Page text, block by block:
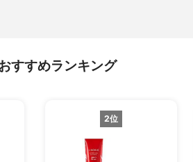
すすめランキング
2位